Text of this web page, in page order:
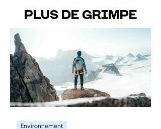
PLUS DE GRIMPE
Environnement